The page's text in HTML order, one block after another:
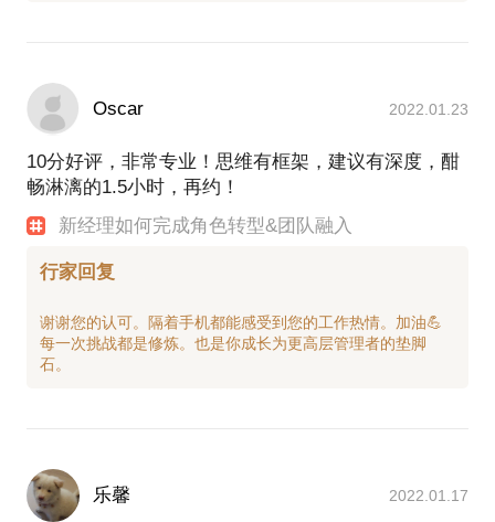
Oscar 2022.01.23
10分好评，非常专业！思维有框架，建议有深度，酣
畅淋漓的1.5小时，再约！
新经理如何完成角色转型&团队融入
行家回复
谢谢您的认可。隔着手机都能感受到您的工作热情。加油💪
每一次挑战都是修炼。也是你成长为更高层管理者的垫脚
乐馨 2022.01.17